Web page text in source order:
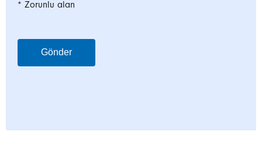
* Zorunlu alan
Gönder